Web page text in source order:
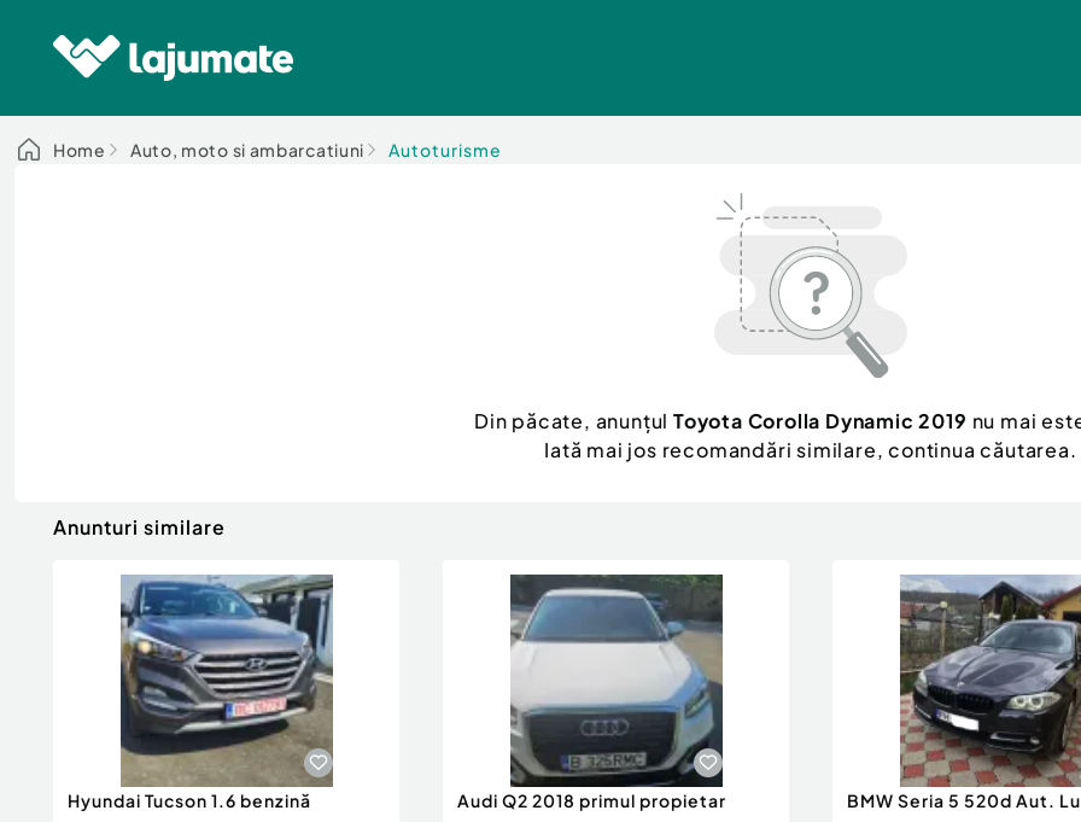
Home Auto, moto si ambarcatiuni Autoturisme
Din păcate, anunțulToyota Corolla Dynamic 2019 nu mai
Iată mai jos recomandări similare, continua căutarea.
Anunturi similare
Hyundai Tucson 1.6 benzină Audi Q2 2018 primul propietar BMW Seria 5 520d Aut.